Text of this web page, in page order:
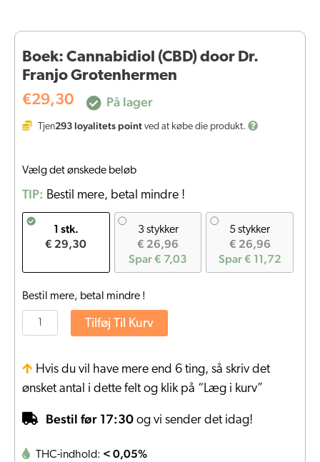
Boek: Cannabidiol (CBD) door Dr.
Franjo Grotenhermen
€29,30 På lager
Tjen293 loyalitets point ved at købe die produkt.
Vælg det ønskede beløb
TIP: Bestil mere, betal mindre !
1 stk.
€ 29,30
3 stykker
€ 26,96
Spar € 7,03
5 stykker
€ 26,96
Spar € 11,72
Bestil mere, betal mindre !
Tilføj Til Kurv
Hvis du vil have mere end 6 ting, så skriv det
ønsket antal i dette felt og klik på “Læg i kurv”
Bestil før 17:30 og vi sender det idag!
THC-indhold: < 0,05%